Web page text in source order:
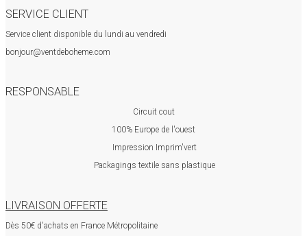
SERVICE CLIENT
Service client disponible du lundi au vendredi
bonjour@ventdeboheme.com
RESPONSABLE
Circuit cout
100% Europe de l'ouest
Impression Imprim'vert
Packagings textile sans plastique
LIVRAISON OFFERTE
Dès 50€ d'achats en France Métropolitaine